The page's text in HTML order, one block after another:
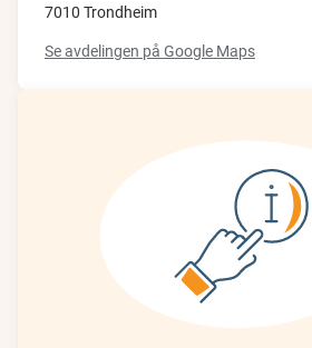
7010 Trondheim
Se avdelingen på Google Maps